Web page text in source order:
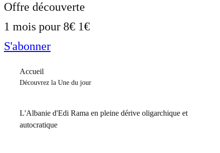
Offre découverte
1 mois pour 8€ 1€
S'abonner
Accueil
Découvrez la Une du jour
L'Albanie d'Edi Rama en pleine dérive oligarchique et
autocratique